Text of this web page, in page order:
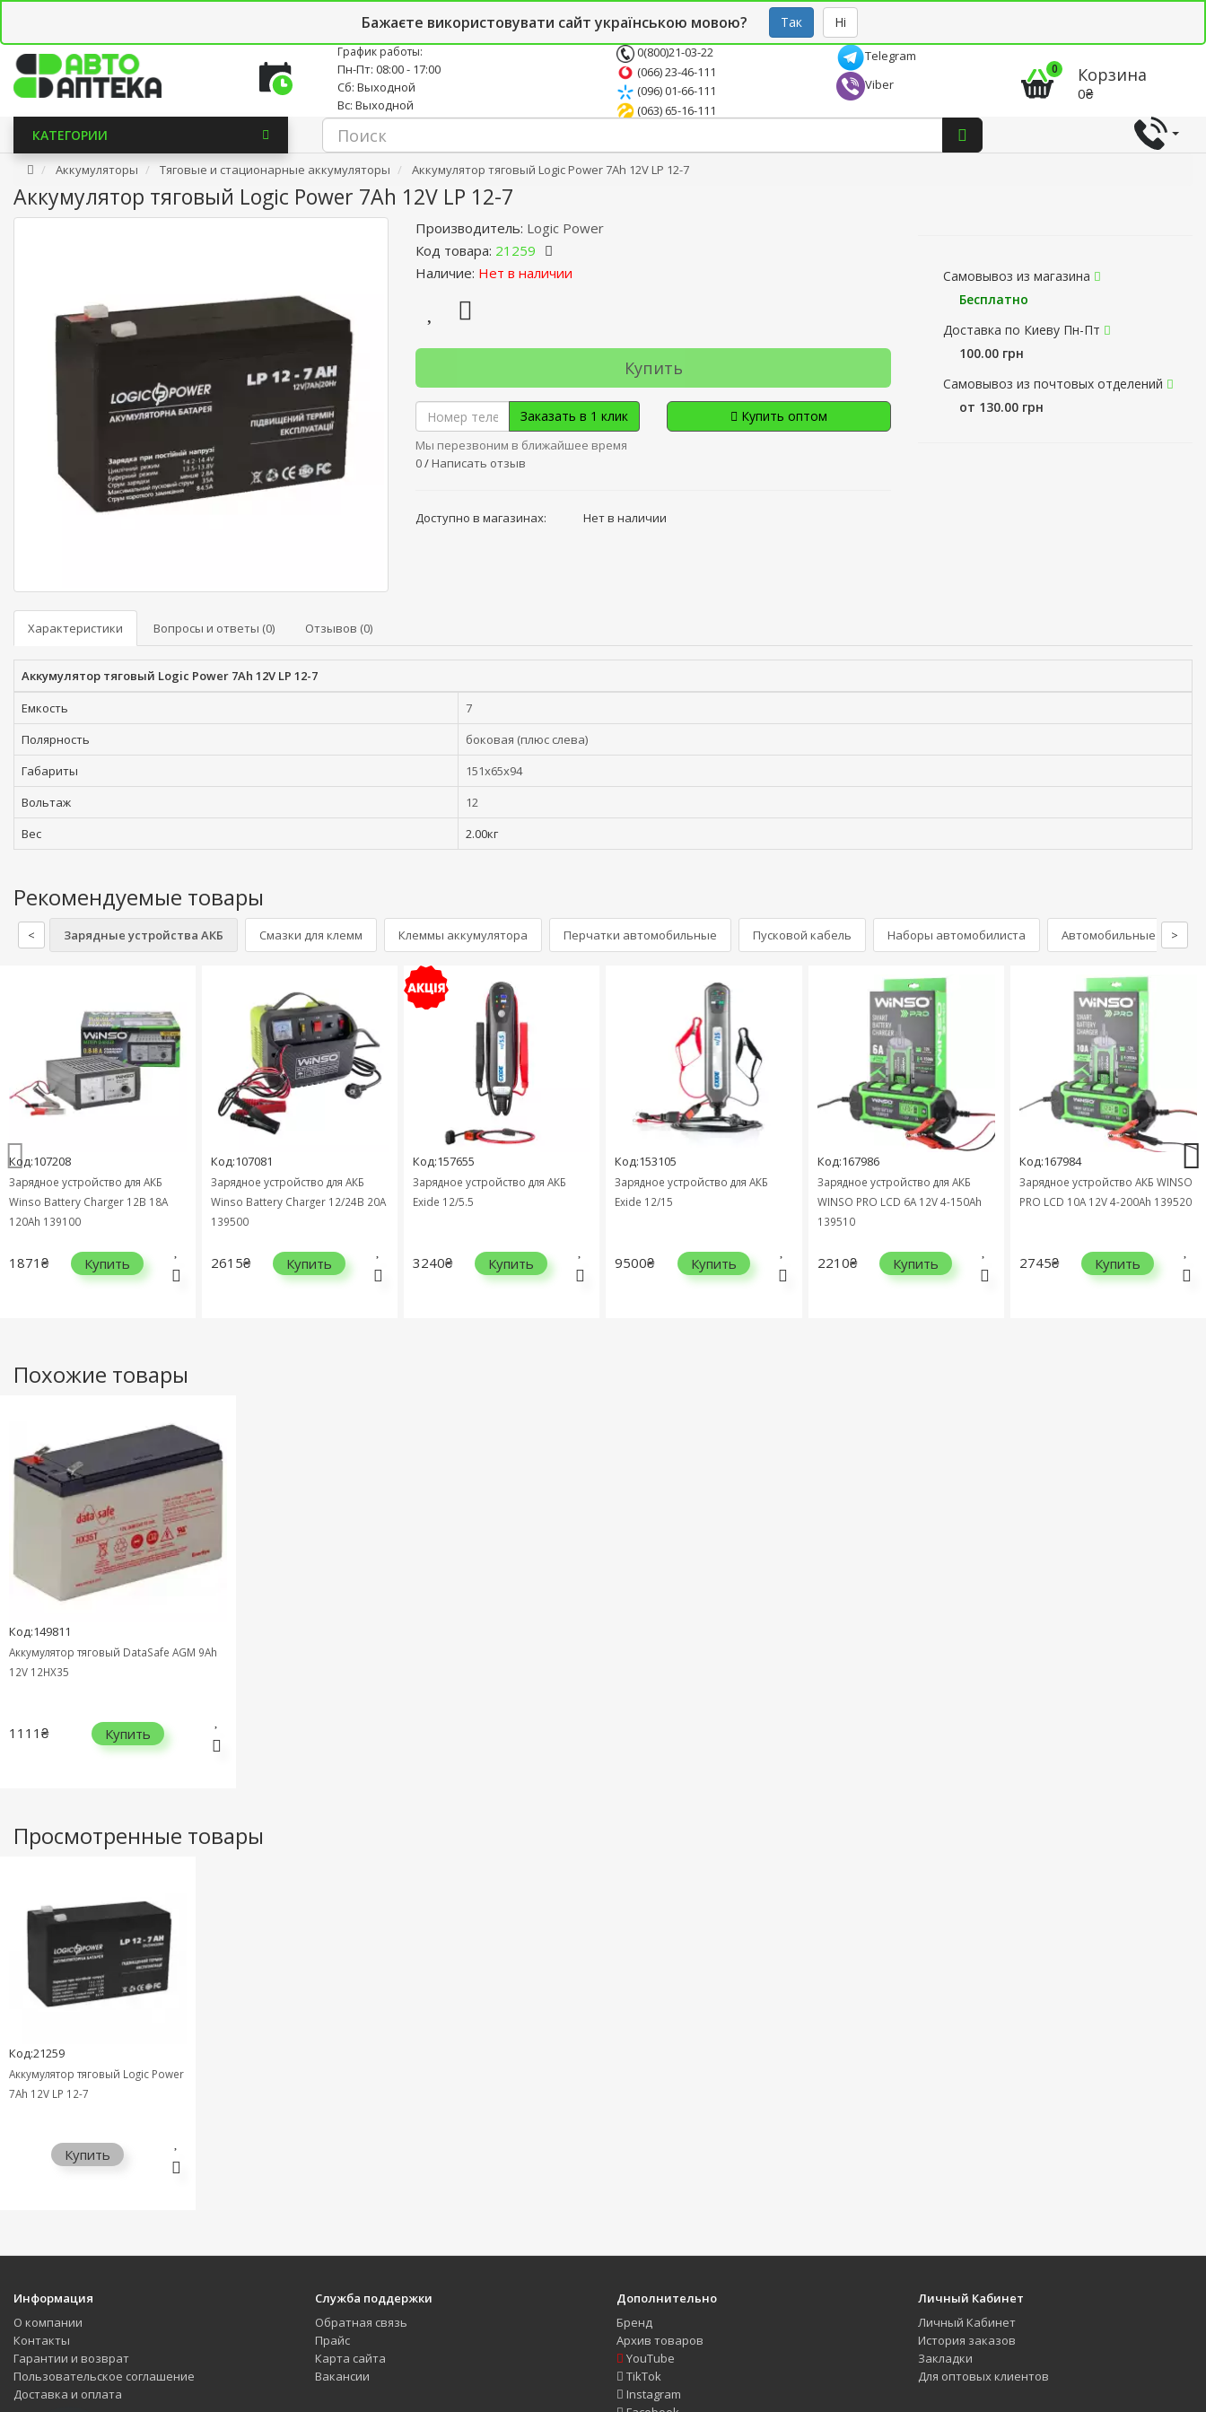
Бажаєте використовувати сайт українською мовою? Так Ні
Новостной блог Опт СТО
График работы:
Пн-Пт: 08:00 - 17:00
Сб: Выходной
Вс: Выходной
0(800)21-03-22
(066) 23-46-111
(096) 01-66-111
(063) 65-16-111
Telegram
Viber
0 Корзина
0₴
КАТЕГОРИИ
Аккумуляторы Тяговые и стационарные аккумуляторы Аккумулятор тяговый Logic Power 7Ah 12V LP 12-7
Аккумулятор тяговый Logic Power 7Ah 12V LP 12-7
Производитель: Logic Power
Код товара: 21259
Наличие: Нет в наличии
Купить
Заказать в 1 клик
Мы перезвоним в ближайшее время
Купить оптом
0/ Написать отзыв
Доступно в магазинах: Нет в наличии
Самовывоз из магазина
Бесплатно
Доставка по Киеву Пн-Пт
100.00 грн
Самовывоз из почтовых отделений
от 130.00 грн
Характеристики Вопросы и ответы (0) Отзывов (0)
Аккумулятор тяговый Logic Power 7Ah 12V LP 12-7
Емкость
7
Полярность
боковая (плюс слева)
Габариты
151x65x94
Вольтаж
12
Вес
2.00кг
Рекомендуемые товары
< Зарядные устройства АКБ Смазки для клемм Клеммы аккумулятора Перчатки автомобильные Пусковой кабель Наборы автомобилиста Автомобильные аптечки
>
Код:107208
Зарядное устройство для АКБ
Winso Battery Charger 12В 18А
120Ah 139100
1871₴ Купить
Код:107081
Зарядное устройство для АКБ
Winso Battery Charger 12/24В 20А
139500
2615₴ Купить
Код:157655
Зарядное устройство для АКБ
Exide 12/5.5
3240₴ Купить
Код:153105
Зарядное устройство для АКБ
Exide 12/15
9500₴ Купить
Код:167986
Зарядное устройство для АКБ
WINSO PRO LCD 6A 12V 4-150Ah
139510
2210₴ Купить
Код:167984
Зарядное устройство АКБ WINSO
PRO LCD 10A 12V 4-200Ah 139520
2745₴ Купить
Похожие товары
Код:149811
Аккумулятор тяговый DataSafe AGM 9Ah
12V 12HX35
1111₴ Купить
Просмотренные товары
Код:21259
Аккумулятор тяговый Logic Power
7Ah 12V LP 12-7
Купить
Информация
О компании
Контакты
Гарантии и возврат
Пользовательское соглашение
Доставка и оплата
Служба поддержки
Обратная связь
Прайс
Карта сайта
Вакансии
Дополнительно
Бренд
Архив товаров
YouTube
TikTok
Instagram
Личный Кабинет
Личный Кабинет
История заказов
Закладки
Для оптовых клиентов